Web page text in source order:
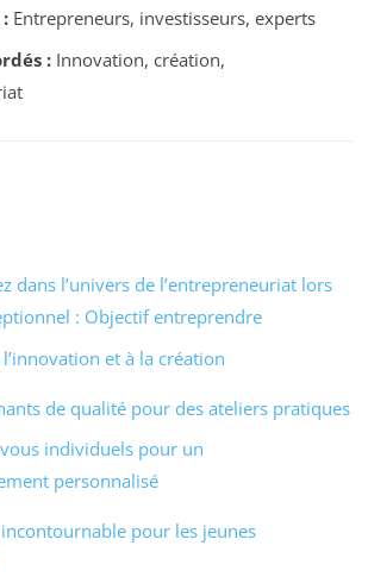
Entrepreneurs, investisseurs, experts
:Innovation, création,
dans l’univers de l’entrepreneuriat lors
: Objectif entreprendre
et à la création
de qualité pour des ateliers pratiques
individuels pour un
personnalisé
pour les jeunes